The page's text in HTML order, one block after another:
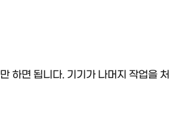
하면 됩니다. 기기가 나머지 작업을 처